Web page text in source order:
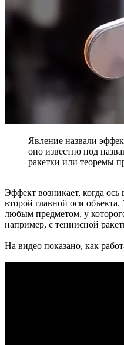
Явление назвали
оно известно под
ракетки или теоремы
Эффект возникает, когда
второй главной оси
любым предметом, у
например, с теннисной
На видео показано, как